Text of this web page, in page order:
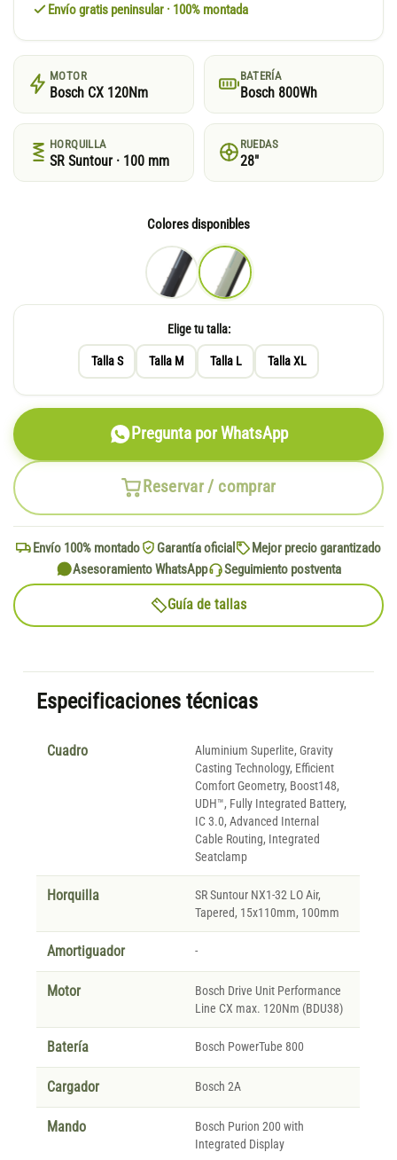
Envío gratis peninsular · 100% montada
MOTOR
Bosch CX 120Nm
BATERÍA
Bosch 800Wh
HORQUILLA
SR Suntour · 100 mm
RUEDAS
28"
Colores disponibles
Elige tu talla:
Talla S Talla M Talla L Talla XL
Reservar / comprar
Pregunta por WhatsApp
Envío 100% montado Garantía oficial
Mejor precio garantizado
Asesoramiento WhatsApp
Seguimiento postventa
Guía de tallas
Especificaciones técnicas
Cuadro
Aluminium Superlite, Gravity
Casting Technology, Efficient
Comfort Geometry, Boost148,
UDH™, Fully Integrated Battery,
IC 3.0, Advanced Internal
Cable Routing, Integrated
Seatclamp
Horquilla
SR Suntour NX1-32 LO Air,
Tapered, 15x110mm, 100mm
Amortiguador -
Motor
Bosch Drive Unit Performance
Line CX max. 120Nm (BDU38)
Batería Bosch PowerTube 800
Cargador Bosch 2A
Mando
Bosch Purion 200 with
Integrated Display